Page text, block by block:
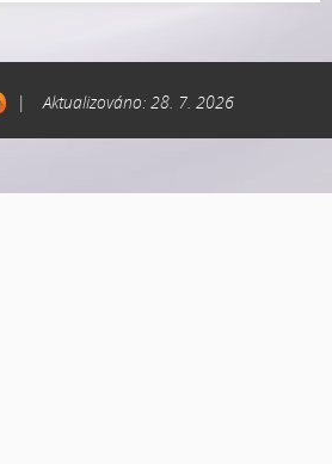
| Aktualizováno: 28. 7. 2026